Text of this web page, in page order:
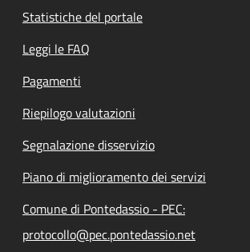
Statistiche del portale
Leggi le FAQ
Pagamenti
Riepilogo valutazioni
Segnalazione disservizio
Piano di miglioramento dei servizi
Comune di Pontedassio - PEC:
protocollo@pec.pontedassio.net